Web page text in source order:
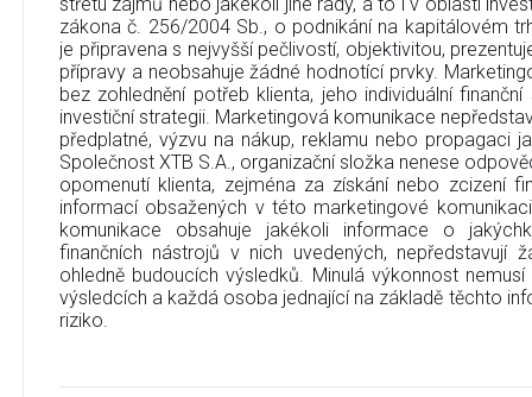
zákona č. 256/2004 Sb., o podnikání na kapitálovém
je připravena s nejvyšší pečlivostí, objektivitou,
přípravy a neobsahuje žádné hodnotící prvky.
bez zohlednění potřeb klienta, jeho individuální
investiční strategii. Marketingová komunikace
předplatné, výzvu na nákup, reklamu nebo propagaci
Společnost XTB S.A., organizační složka nenese
opomenutí klienta, zejména za získání nebo zcizení
informací obsažených v této marketingové
komunikace obsahuje jakékoli informace o
finančních nástrojů v nich uvedených, nepředstavují
ohledně budoucích výsledků. Minulá výkonnost
výsledcích a každá osoba jednající na základě těchto
riziko.